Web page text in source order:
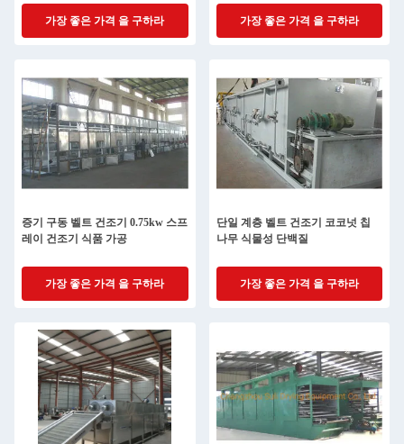
가장 좋은 가격 을 구하라 가장 좋은 가격 을 구하라
증기 구동 벨트 건조기 0.75kw 스프
레이 건조기 식품 가공
가장 좋은 가격 을 구하라
단일 계층 벨트 건조기 코코넛 칩
나무 식물성 단백질
가장 좋은 가격 을 구하라